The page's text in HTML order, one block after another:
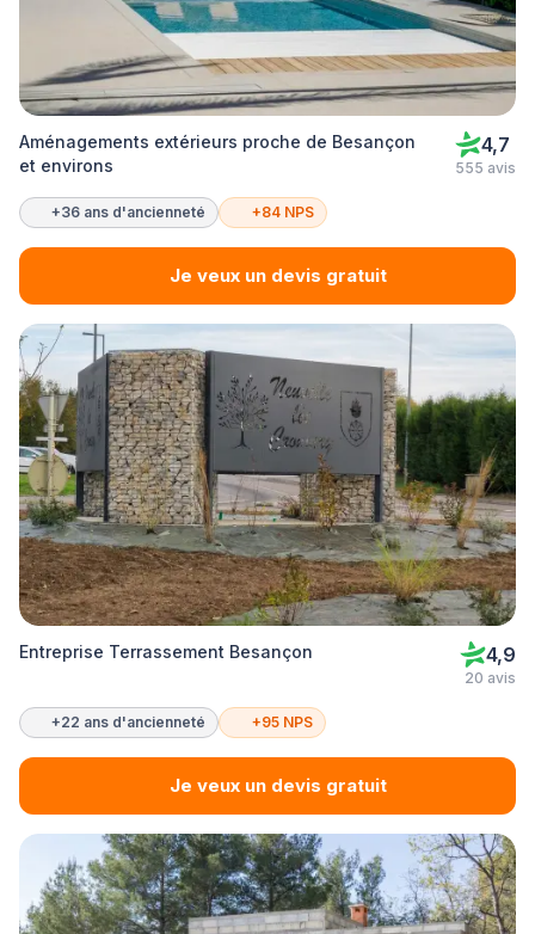
Aménagements extérieurs proche de Besançon
et environs
4,7
555 avis
+36 ans d'ancienneté +84 NPS
Je veux un devis gratuit
Entreprise Terrassement Besançon 4,9
20 avis
+22 ans d'ancienneté +95 NPS
Je veux un devis gratuit